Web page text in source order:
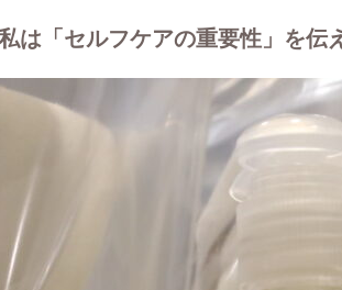
は「セルフケアの重要性」を伝